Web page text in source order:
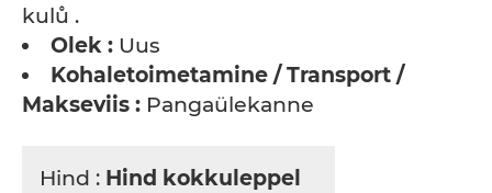
kulů .
Olek : Uus
Kohaletoimetamine / Transport /
Makseviis : Pangaülekanne
Hind : Hind kokkuleppel